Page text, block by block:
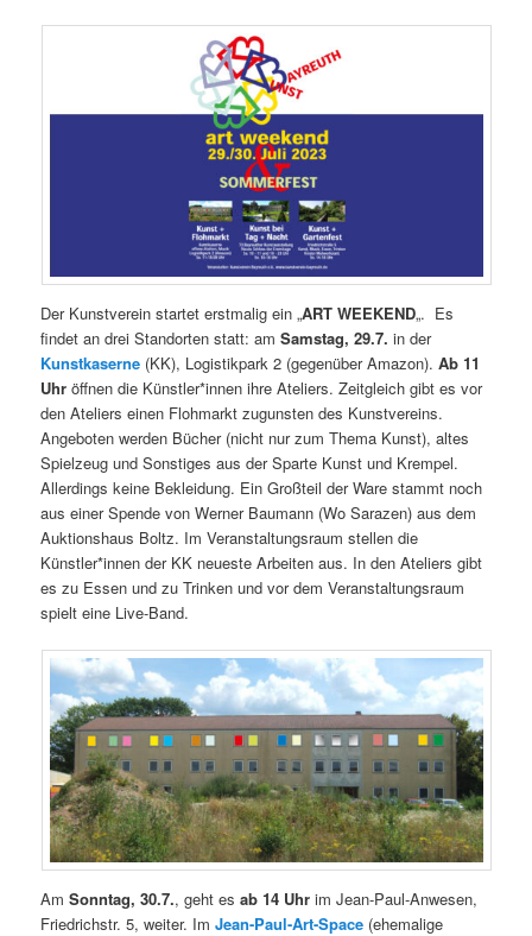
Der Kunstverein startet erstmalig ein „ART WEEKEND„. Es
findet an drei Standorten statt: amSamstag, 29.7.in der
Kunstkaserne (KK), Logistikpark 2 (gegenüber Amazon).Ab 11
Uhröffnen die Künstler*innen ihre Ateliers. Zeitgleich gibt es vor
den Ateliers einen Flohmarkt zugunsten des Kunstvereins.
Angeboten werden Bücher (nicht nur zum Thema Kunst), altes
Spielzeug und Sonstiges aus der Sparte Kunst und Krempel.
Allerdings keine Bekleidung. Ein Großteil der Ware stammt noch
aus einer Spende von Werner Baumann (Wo Sarazen) aus dem
Auktionshaus Boltz. Im Veranstaltungsraum stellen die
Künstler*innen der KK neueste Arbeiten aus. In den Ateliers gibt
es zu Essen und zu Trinken und vor dem Veranstaltungsraum
spielt eine Live-Band.
AmSonntag, 30.7., geht esab 14 Uhrim Jean-Paul-Anwesen,
Friedrichstr. 5, weiter. ImJean-Paul-Art-Space (ehemalige